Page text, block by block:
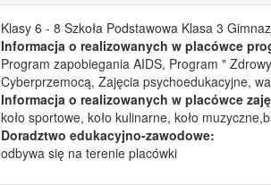
Klasy 6 - 8 Szkoła Podstawowa Klasa 3
Informacja o realizowanych w placówce
Program zapobiegania AIDS, Program "
Cyberprzemocą, Zajęcia psychoedukacyjne,
Informacja o realizowanych w placówce
koło sportowe, koło kulinarne, koło
Doradztwo edukacyjno-zawodowe:
odbywa się na terenie placówki